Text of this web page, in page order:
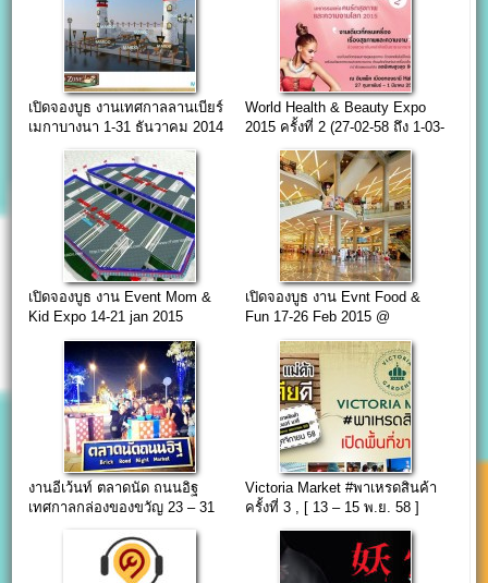
เปิดจองบูธ งานเทศกาลลานเบียร์
เมกาบางนา 1-31 ธันวาคม 2014
World Health & Beauty Expo
2015 ครั้งที่ 2 (27-02-58 ถึง 1-03-
เปิดจองบูธ งาน Event Mom &
Kid Expo 14-21 jan 2015
เปิดจองบูธ งาน Evnt Food &
Fun 17-26 Feb 2015 @
งานอีเว้นท์ ตลาดนัด ถนนอิฐ
เทศกาลกล่องของขวัญ 23 – 31
Victoria Market #พาเหรดสินค้า
ครั้งที่ 3 , [ 13 – 15 พ.ย. 58 ]